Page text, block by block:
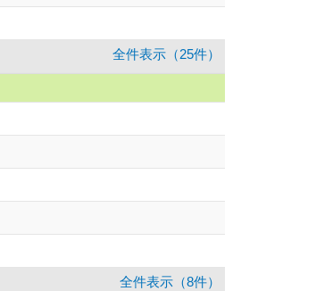
全件表示（25件）
全件表示（8件）